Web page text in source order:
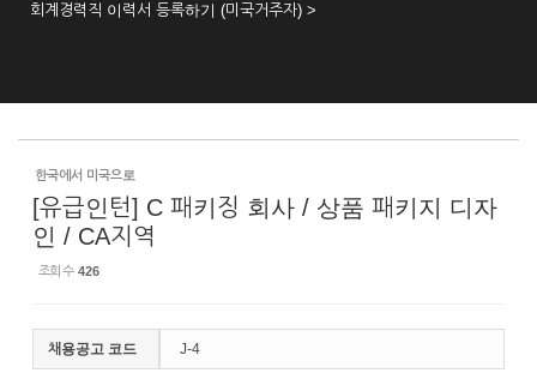
회계경력직 이력서 등록하기 (미국거주자) >
한국에서 미국으로
[유급인턴] C 패키징 회사 / 상품 패키지 디자
인 / CA지역
조회 수 426
채용공고 코드 J-4